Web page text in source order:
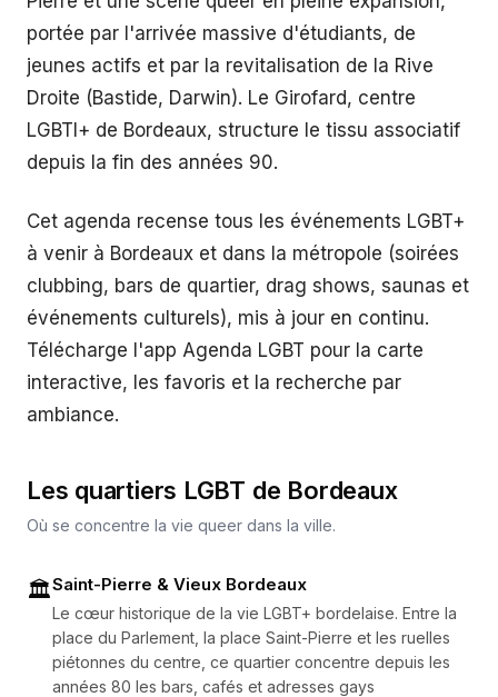
portée par l'arrivée massive d'étudiants, de
jeunes actifs et par la revitalisation de la Rive
Droite (Bastide, Darwin). Le Girofard, centre
LGBTI+ de Bordeaux, structure le tissu associatif
depuis la fin des années 90.
Cet agenda recense tous les événements LGBT+
à venir à Bordeaux et dans la métropole (soirées
clubbing, bars de quartier, drag shows, saunas et
événements culturels), mis à jour en continu.
Télécharge l'app Agenda LGBT pour la carte
interactive, les favoris et la recherche par
ambiance.
Les quartiers LGBT de Bordeaux
Où se concentre la vie queer dans la ville.
🏛️Saint-Pierre & Vieux Bordeaux
Le cœur historique de la vie LGBT+ bordelaise. Entre la
place du Parlement, la place Saint-Pierre et les ruelles
piétonnes du centre, ce quartier concentre depuis les
années 80 les bars, cafés et adresses gays